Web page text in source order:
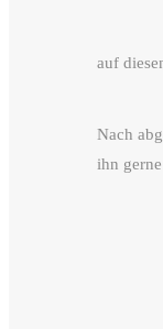
auf
Nach
ihn